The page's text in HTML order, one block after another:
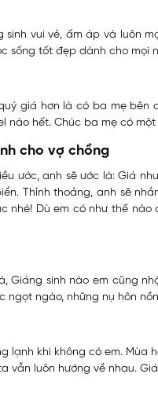
sinh vui vẻ, ấm áp và luôn
sống tốt đẹp dành cho mọi
giá hơn là có ba mẹ
nào hết. Chúc ba mẹ có
cho vợ chồng
ước, anh sẽ ước là: Giá
Thỉnh thoảng, anh sẽ
nhé! Dù em có như thế
Giáng sinh nào em cũng
ngọt ngào, những nụ hôn
lạnh khi không có em.
vẫn luôn hướng về nhau.